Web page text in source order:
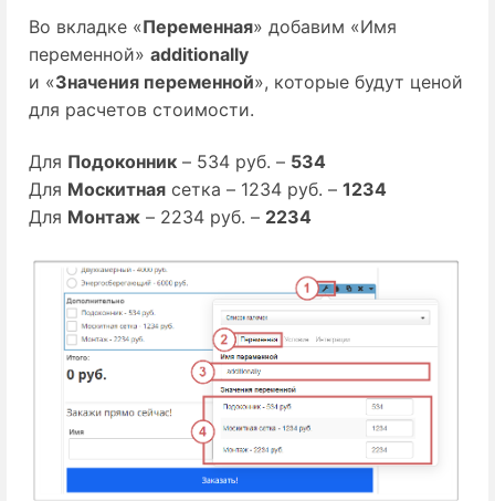
Во вкладке «Переменная» добавим «Имя
переменной» additionally
и «Значения переменной», которые будут ценой
для расчетов стоимости.
Для Подоконник – 534 руб. – 534
Для Москитная сетка – 1234 руб. – 1234
Для Монтаж – 2234 руб. – 2234